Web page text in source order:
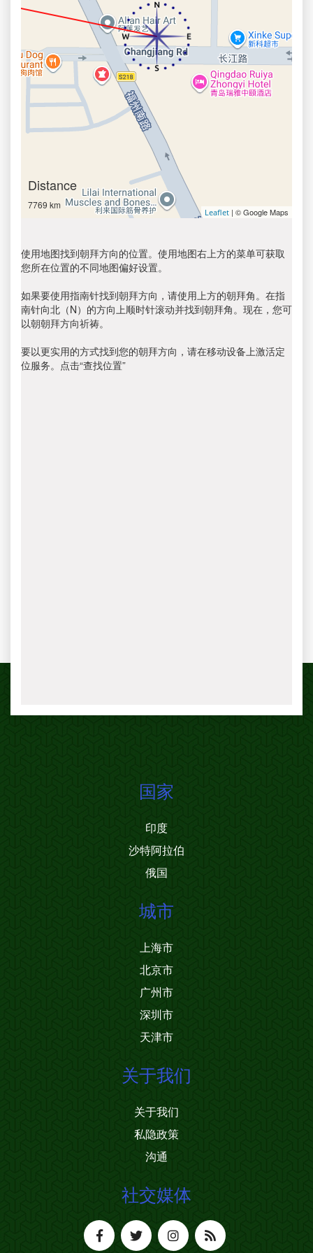
Distance
7769 km
Leaflet | © Google Maps
使用地图找到朝拜方向的位置。使用地图右上方的菜单可获取
您所在位置的不同地图偏好设置。
如果要使用指南针找到朝拜方向，请使用上方的朝拜角。在指
南针向北（N）的方向上顺时针滚动并找到朝拜角。现在，您可
以朝朝拜方向祈祷。
要以更实用的方式找到您的朝拜方向，请在移动设备上激活定
位服务。点击“查找位置”
国家
印度
沙特阿拉伯
俄国
城市
上海市
北京市
广州市
深圳市
天津市
关于我们
关于我们
私隐政策
沟通
社交媒体